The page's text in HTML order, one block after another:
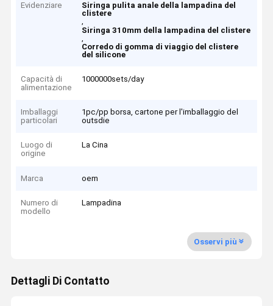
Evidenziare
Siringa pulita anale della lampadina del
clistere
,
Siringa 310mm della lampadina del clistere
,
Corredo di gomma di viaggio del clistere
del silicone
Capacità di
alimentazione
1000000sets/day
Imballaggi
particolari
1pc/pp borsa, cartone per l'imballaggio del
outsdie
Luogo di
origine
La Cina
Marca oem
Numero di
modello
Lampadina
Osservi più
Dettagli Di Contatto